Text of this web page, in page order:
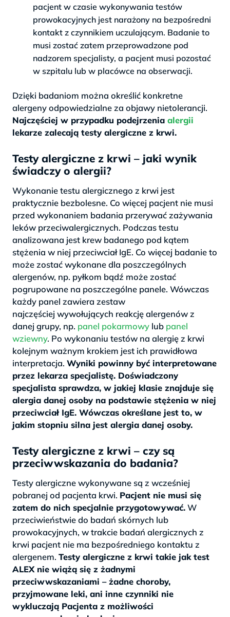
pacjent w czasie wykonywania testów
prowokacyjnych jest narażony na bezpośredni
kontakt z czynnikiem uczulającym. Badanie to
musi zostać zatem przeprowadzone pod
nadzorem specjalisty, a pacjent musi pozostać
w szpitalu lub w placówce na obserwacji.
Dzięki badaniom można określić konkretne
alergeny odpowiedzialne za objawy nietolerancji.
Najczęściej w przypadku podejrzenia alergii
lekarze zalecają testy alergiczne z krwi.
Testy alergiczne z krwi – jaki wynik
świadczy o alergii?
Wykonanie testu alergicznego z krwi jest
praktycznie bezbolesne. Co więcej pacjent nie musi
przed wykonaniem badania przerywać zażywania
leków przeciwalergicznych. Podczas testu
analizowana jest krew badanego pod kątem
stężenia w niej przeciwciał IgE. Co więcej badanie to
może zostać wykonane dla poszczególnych
alergenów, np. pyłkom bądź może zostać
pogrupowane na poszczególne panele. Wówczas
każdy panel zawiera zestaw
najczęściej wywołujących reakcję alergenów z
danej grupy, np. panel pokarmowy lub panel
wziewny. Po wykonaniu testów na alergię z krwi
kolejnym ważnym krokiem jest ich prawidłowa
interpretacja. Wyniki powinny być interpretowane
przez lekarza specjalistę. Doświadczony
specjalista sprawdza, w jakiej klasie znajduje się
alergia danej osoby na podstawie stężenia w niej
przeciwciał IgE. Wówczas określane jest to, w
jakim stopniu silna jest alergia danej osoby.
Testy alergiczne z krwi – czy są
przeciwwskazania do badania?
Testy alergiczne wykonywane są z wcześniej
pobranej od pacjenta krwi. Pacjent nie musi się
zatem do nich specjalnie przygotowywać.W
przeciwieństwie do badań skórnych lub
prowokacyjnych, w trakcie badań alergicznych z
krwi pacjent nie ma bezpośredniego kontaktu z
alergenem. Testy alergiczne z krwi takie jak test
ALEX nie wiążą się z żadnymi
przeciwwskazaniami – żadne choroby,
przyjmowane leki, ani inne czynniki nie
wykluczają Pacjenta z możliwości